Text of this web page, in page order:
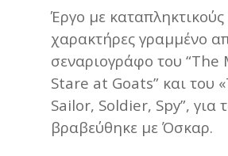
Έργο με καταπληκτικούς
χαρακτήρες γραμμένο
σεναριογράφο του “The
Stare at Goats” και του
Sailor, Soldier, Spy”, για
βραβεύθηκε με Όσκαρ.